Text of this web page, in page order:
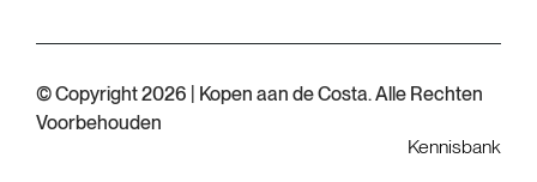
© Copyright 2026 | Kopen aan de Costa. Alle Rechten
Voorbehouden
Kennisbank